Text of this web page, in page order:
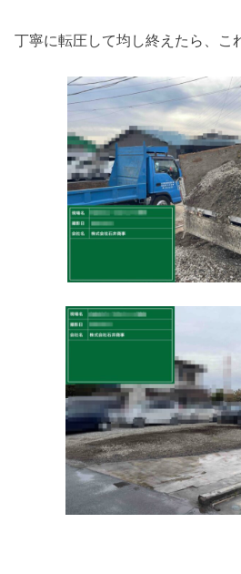
丁寧に転圧して均し終えたら、こ